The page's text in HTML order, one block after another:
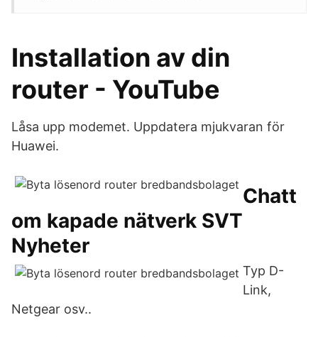
Installation av din
router - YouTube
Låsa upp modemet. Uppdatera mjukvaran för
Huawei.
Chatt
om kapade nätverk SVT
Nyheter
Typ D-
Link,
Netgear osv..